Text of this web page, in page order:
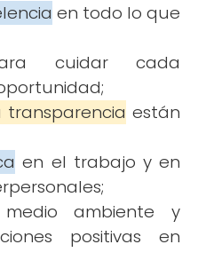
en todo lo que
cuidar cada
están
en el trabajo y en
ambiente y
positivas en